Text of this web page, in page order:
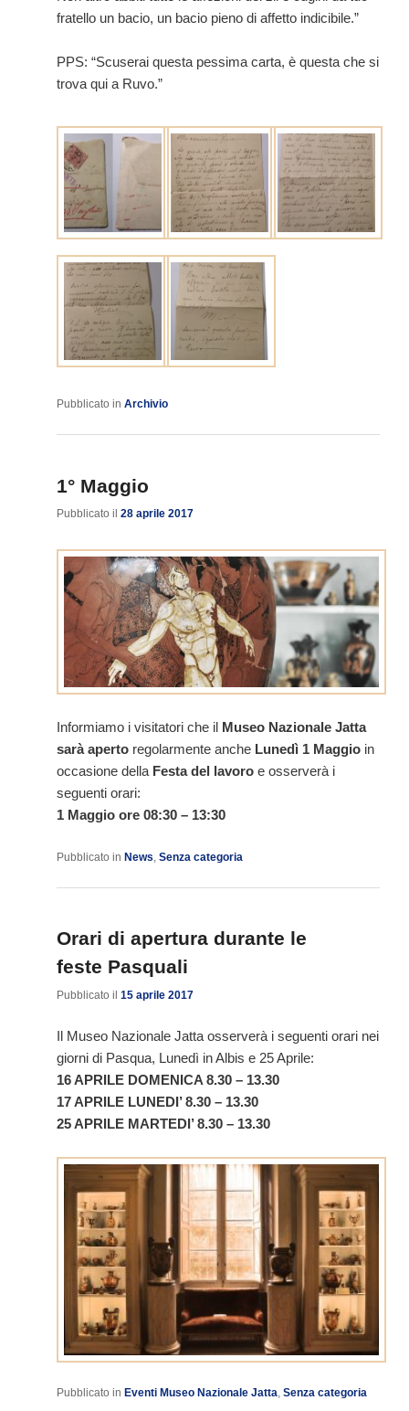
fratello un bacio, un bacio pieno di affetto indicibile.”
PPS: “Scuserai questa pessima carta, è questa che si
trova qui a Ruvo.”
Pubblicato in Archivio
1° Maggio
Pubblicato il 28 aprile 2017
Informiamo i visitatori che il Museo Nazionale Jatta
sarà apertoregolarmente anche Lunedì 1 Maggioin
occasione della Festa del lavoroe osserverà i
seguenti orari:
1 Maggio ore 08:30 – 13:30
Pubblicato in News Senza categoria
Orari di apertura durante le
feste Pasquali
Pubblicato il 15 aprile 2017
Il Museo Nazionale Jatta osserverà i seguenti orari nei
giorni di Pasqua, Lunedì in Albis e 25 Aprile:
16 APRILE DOMENICA 8.30 – 13.30
17 APRILE LUNEDI’ 8.30 – 13.30
25 APRILE MARTEDI’ 8.30 – 13.30
Pubblicato in Eventi Museo Nazionale Jatta, Senza categoria